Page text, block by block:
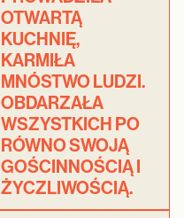
OTWARTĄ
KUCHNIĘ,
KARMIŁA
MNÓSTWO LUDZI.
OBDARZAŁA
WSZYSTKICH PO
RÓWNO SWOJĄ
GOŚCINNOŚCIĄ I
ŻYCZLIWOŚCIĄ.